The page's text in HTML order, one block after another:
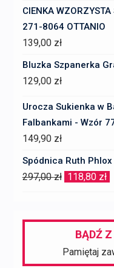
CIENKA
271-8064 OTTANIO
139,00 zł
Bluzka Szpanerka
129,00 zł
Urocza Sukienka w
Falbankami - Wzór
149,90 zł
Spódnica Ruth Phlox
297,00zł Pierwotna
297,00 zł.
118,80 zł
BĄDŹ
Pamiętaj